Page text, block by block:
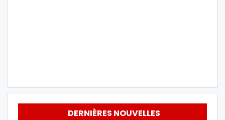
DERNIÈRES NOUVELLES